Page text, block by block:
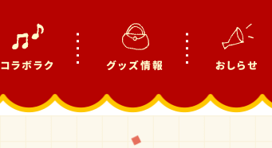
コラボラク グッズ情報 おしらせ